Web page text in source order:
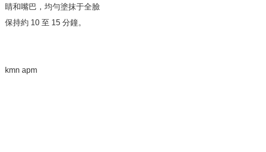
睛和嘴巴，均勻塗抹于全臉
保持約 10 至 15 分鐘。
kmn apm